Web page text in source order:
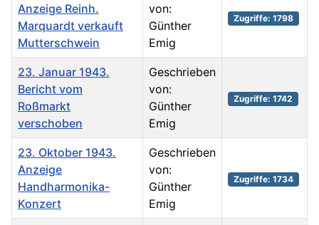
Anzeige Reinh.
Marquardt verkauft
Mutterschwein
von:
Günther
Emig
Zugriffe: 1798
23. Januar 1943.
Bericht vom
Roßmarkt
verschoben
Geschrieben
von:
Günther
Emig
Zugriffe: 1742
23. Oktober 1943.
Anzeige
Handharmonika-
Konzert
Geschrieben
von:
Günther
Emig
Zugriffe: 1734